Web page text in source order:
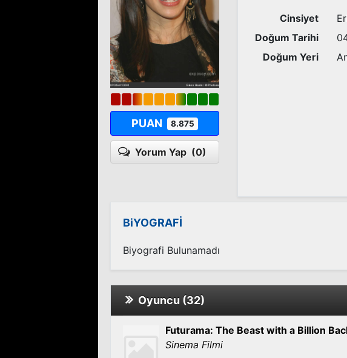
PUAN 8.875
Yorum Yap (0)
Cinsiyet
Doğum Tarihi
Doğum Yeri
BiYOGRAFİ
Biyografi Bulunamadı
Oyuncu (32)
Futurama: The Beast with a Billion
Sinema Filmi